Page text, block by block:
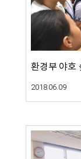
2018.06.09